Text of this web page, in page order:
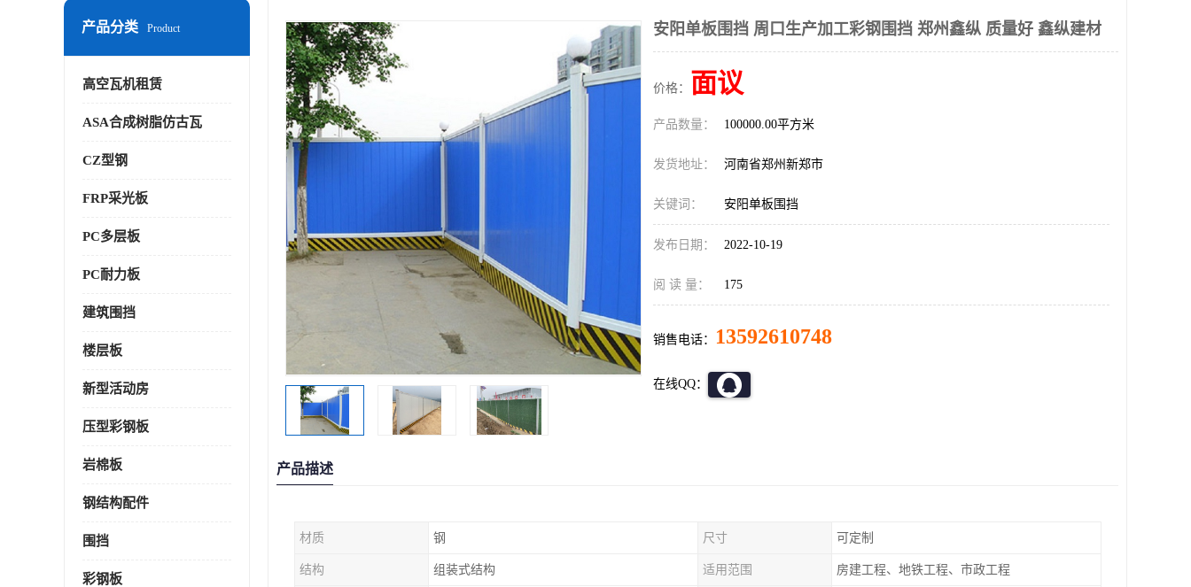
产品分类 Product
高空瓦机租赁
ASA合成树脂仿古瓦
CZ型钢
FRP采光板
PC多层板
PC耐力板
建筑围挡
楼层板
新型活动房
压型彩钢板
岩棉板
钢结构配件
围挡
彩钢板
安阳单板围挡 周口生产加工彩钢围挡 郑州鑫纵 质量好 鑫纵建材
价格： 面议
产品数量： 100000.00平方米
发货地址： 河南省郑州新郑市
关键词： 安阳单板围挡
发布日期： 2022-10-19
阅 读 量： 175
销售电话： 13592610748
在线QQ：
产品描述
材质 钢 尺寸 可定制
结构 组装式结构 适用范围 房建工程、地铁工程、市政工程